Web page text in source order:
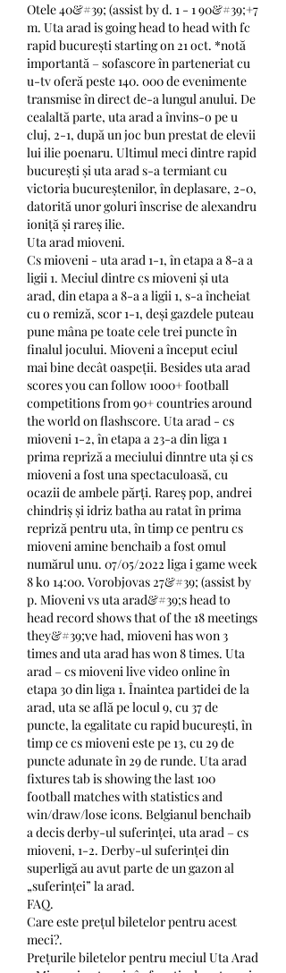
Otele 40&#39; (assist by d. 1 - 1 90&#39;+7
m. Uta arad is going head to head with fc
rapid bucurești starting on 21 oct. *notă
importantă – sofascore în parteneriat cu
u-tv oferă peste 140. 000 de evenimente
transmise în direct de-a lungul anului. De
cealaltă parte, uta arad a învins-o pe u
cluj, 2-1, după un joc bun prestat de elevii
lui ilie poenaru. Ultimul meci dintre rapid
bucurești și uta arad s-a termiant cu
victoria bucureștenilor, în deplasare, 2-0,
datorită unor goluri înscrise de alexandru
ioniță și rareș ilie.
Uta arad mioveni.
Cs mioveni - uta arad 1-1, în etapa a 8-a a
ligii 1. Meciul dintre cs mioveni și uta
arad, din etapa a 8-a a ligii 1, s-a încheiat
cu o remiză, scor 1-1, deși gazdele puteau
pune mâna pe toate cele trei puncte în
finalul jocului. Mioveni a început eciul
mai bine decât oaspeții. Besides uta arad
scores you can follow 1000+ football
competitions from 90+ countries around
the world on flashscore. Uta arad - cs
mioveni 1-2, în etapa a 23-a din liga 1
prima repriză a meciului dinntre uta și cs
mioveni a fost una spectaculoasă, cu
ocazii de ambele părți. Rareș pop, andrei
chindriș și idriz batha au ratat în prima
repriză pentru uta, în timp ce pentru cs
mioveni amine benchaib a fost omul
numărul unu. 07/05/2022 liga i game week
8 ko 14:00. Vorobjovas 27&#39; (assist by
p. Mioveni vs uta arad&#39;s head to
head record shows that of the 18 meetings
they&#39;ve had, mioveni has won 3
times and uta arad has won 8 times. Uta
arad – cs mioveni live video online în
etapa 30 din liga 1. Înaintea partidei de la
arad, uta se află pe locul 9, cu 37 de
puncte, la egalitate cu rapid bucurești, în
timp ce cs mioveni este pe 13, cu 29 de
puncte adunate în 29 de runde. Uta arad
fixtures tab is showing the last 100
football matches with statistics and
win/draw/lose icons. Belgianul benchaib
a decis derby-ul suferinței, uta arad – cs
mioveni, 1-2. Derby-ul suferinței din
superligă au avut parte de un gazon al
„suferinței” la arad.
FAQ.
Care este prețul biletelor pentru acest
meci?.
Prețurile biletelor pentru meciul Uta Arad